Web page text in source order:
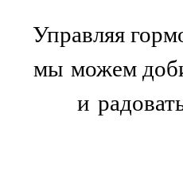
Управляя
мы можем
и